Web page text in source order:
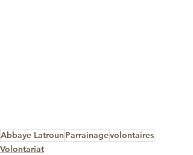
Abbaye Latroun Parrainagevolontaires
Volontariat